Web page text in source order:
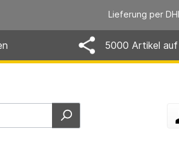
Lieferung per DHL
5000 Artikel auf